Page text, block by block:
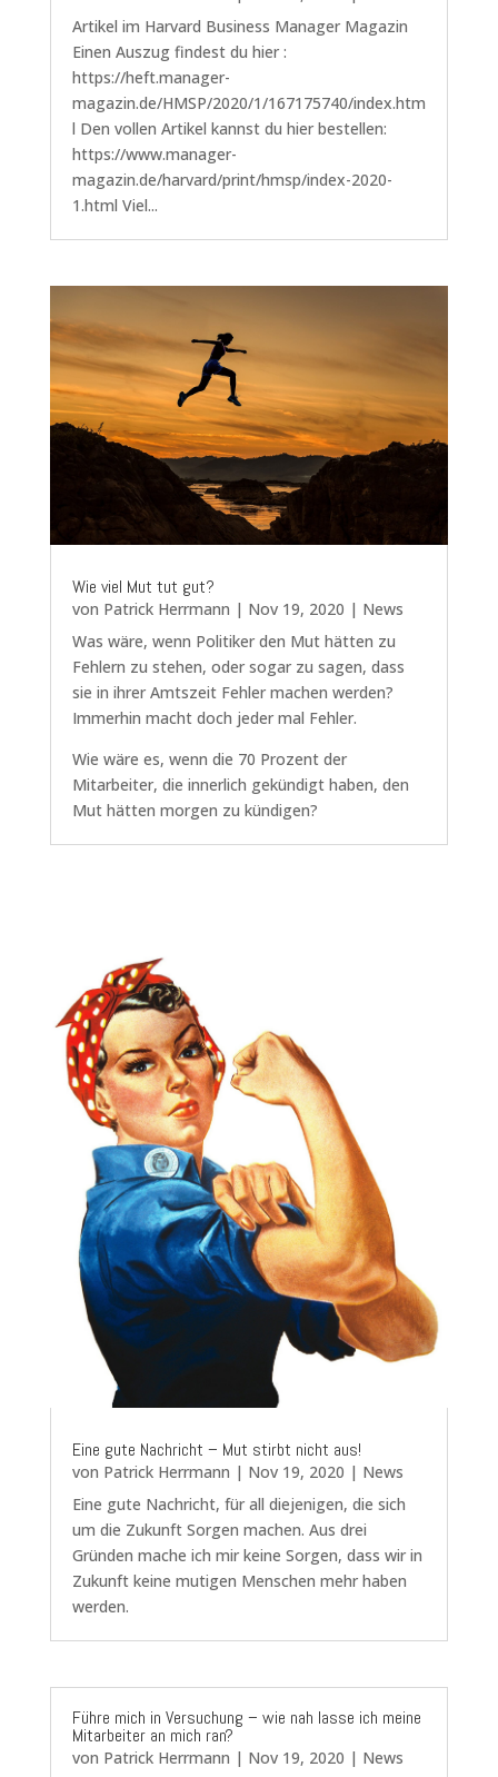
Artikel im Harvard Business Manager Magazin
Einen Auszug findest du hier :
https://heft.manager-
magazin.de/HMSP/2020/1/167175740/index.htm
l Den vollen Artikel kannst du hier bestellen:
https://www.manager-
magazin.de/harvard/print/hmsp/index-2020-
1.html Viel...
Wie viel Mut tut gut?
von Patrick Herrmann | Nov 19, 2020 | News
Was wäre, wenn Politiker den Mut hätten zu
Fehlern zu stehen, oder sogar zu sagen, dass
sie in ihrer Amtszeit Fehler machen werden?
Immerhin macht doch jeder mal Fehler.
Wie wäre es, wenn die 70 Prozent der
Mitarbeiter, die innerlich gekündigt haben, den
Mut hätten morgen zu kündigen?
Eine gute Nachricht – Mut stirbt nicht aus!
von Patrick Herrmann | Nov 19, 2020 | News
Eine gute Nachricht, für all diejenigen, die sich
um die Zukunft Sorgen machen. Aus drei
Gründen mache ich mir keine Sorgen, dass wir in
Zukunft keine mutigen Menschen mehr haben
werden.
Führe mich in Versuchung – wie nah lasse ich meine
Mitarbeiter an mich ran?
von Patrick Herrmann | Nov 19, 2020 | News